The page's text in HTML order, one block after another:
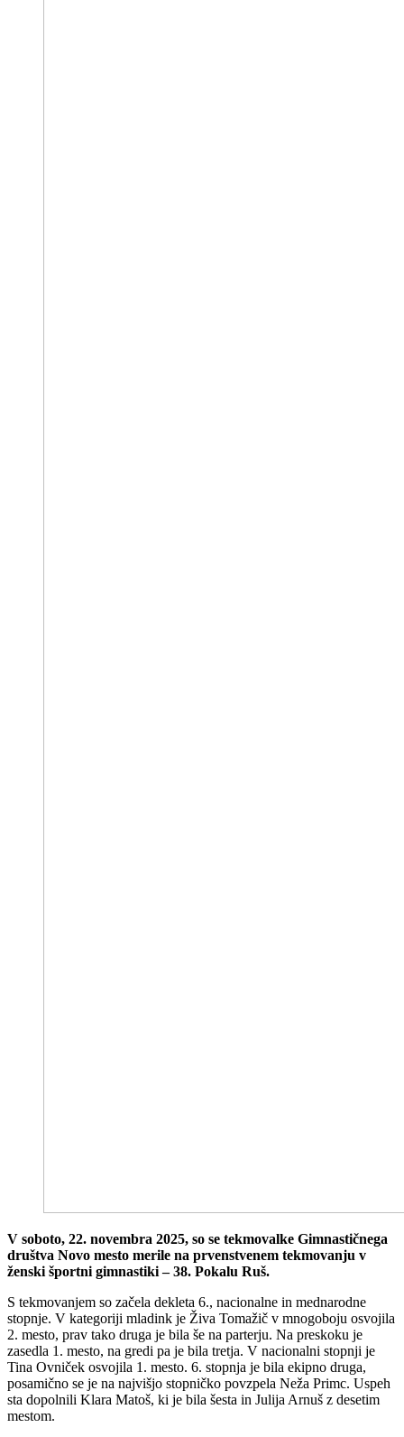
V soboto, 22. novembra 2025, so se tekmovalke Gimnastičnega
društva Novo mesto merile na prvenstvenem tekmovanju v
ženski športni gimnastiki – 38. Pokalu Ruš.
S tekmovanjem so začela dekleta 6., nacionalne in mednarodne
stopnje. V kategoriji mladink je Živa Tomažič v mnogoboju osvojila
2. mesto, prav tako druga je bila še na parterju. Na preskoku je
zasedla 1. mesto, na gredi pa je bila tretja. V nacionalni stopnji je
Tina Ovniček osvojila 1. mesto. 6. stopnja je bila ekipno druga,
posamično se je na najvišjo stopničko povzpela Neža Primc. Uspeh
sta dopolnili Klara Matoš, ki je bila šesta in Julija Arnuš z desetim
mestom.